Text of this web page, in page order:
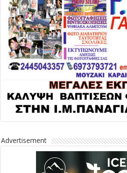
Advertisement